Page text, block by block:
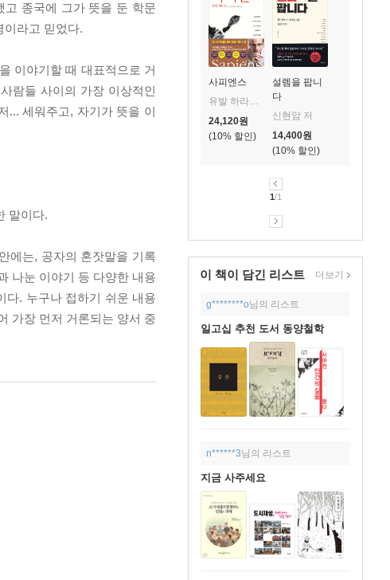
사피엔스
10%
24,120원
설렘을 팝니
다
신현암 저
10%
14,400원
1/1
이 책이 담긴 리스트 더보기
g********o님의 리스트
일고십 추천 도서 동양철학
n******3님의 리스트
지금 사주세요
고 종국에 그가 뜻을 둔 학문
이라고 믿었다.
이야기할 때 대표적으로 거
람들 사이의 가장 이상적인
... 세워주고, 자기가 뜻을 이
말이다.
에는, 공자의 혼잣말을 기록
나눈 이야기 등 다양한 내용
다. 누구나 접하기 쉬운 내용
가장 먼저 거론되는 양서 중